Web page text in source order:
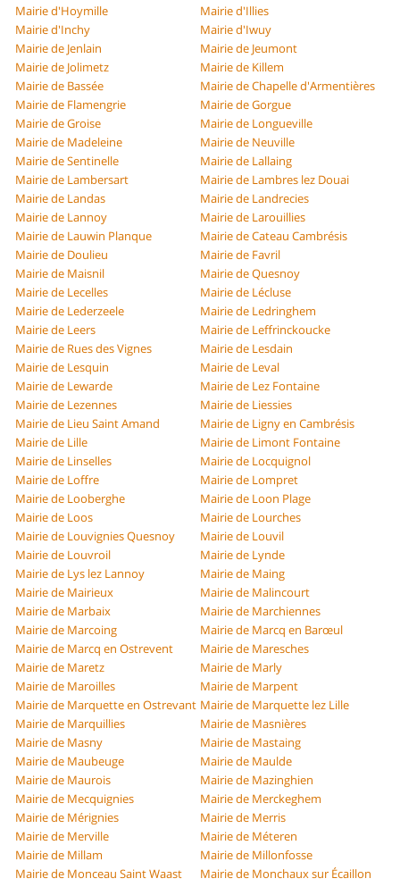
Mairie d'Hoymille
Mairie d'Illies
Mairie d'Inchy
Mairie d'Iwuy
Mairie de Jenlain
Mairie de Jeumont
Mairie de Jolimetz
Mairie de Killem
Mairie de Bassée
Mairie de Chapelle d'Armentières
Mairie de Flamengrie
Mairie de Gorgue
Mairie de Groise
Mairie de Longueville
Mairie de Madeleine
Mairie de Neuville
Mairie de Sentinelle
Mairie de Lallaing
Mairie de Lambersart
Mairie de Lambres lez Douai
Mairie de Landas
Mairie de Landrecies
Mairie de Lannoy
Mairie de Larouillies
Mairie de Lauwin Planque
Mairie de Cateau Cambrésis
Mairie de Doulieu
Mairie de Favril
Mairie de Maisnil
Mairie de Quesnoy
Mairie de Lecelles
Mairie de Lécluse
Mairie de Lederzeele
Mairie de Ledringhem
Mairie de Leers
Mairie de Leffrinckoucke
Mairie de Rues des Vignes
Mairie de Lesdain
Mairie de Lesquin
Mairie de Leval
Mairie de Lewarde
Mairie de Lez Fontaine
Mairie de Lezennes
Mairie de Liessies
Mairie de Lieu Saint Amand
Mairie de Ligny en Cambrésis
Mairie de Lille
Mairie de Limont Fontaine
Mairie de Linselles
Mairie de Locquignol
Mairie de Loffre
Mairie de Lompret
Mairie de Looberghe
Mairie de Loon Plage
Mairie de Loos
Mairie de Lourches
Mairie de Louvignies Quesnoy
Mairie de Louvil
Mairie de Louvroil
Mairie de Lynde
Mairie de Lys lez Lannoy
Mairie de Maing
Mairie de Mairieux
Mairie de Malincourt
Mairie de Marbaix
Mairie de Marchiennes
Mairie de Marcoing
Mairie de Marcq en Barœul
Mairie de Marcq en Ostrevent
Mairie de Maresches
Mairie de Maretz
Mairie de Marly
Mairie de Maroilles
Mairie de Marpent
Mairie de Marquette en Ostrevant Mairie de Marquette lez Lille
Mairie de Marquillies
Mairie de Masnières
Mairie de Masny
Mairie de Mastaing
Mairie de Maubeuge
Mairie de Maulde
Mairie de Maurois
Mairie de Mazinghien
Mairie de Mecquignies
Mairie de Merckeghem
Mairie de Mérignies
Mairie de Merris
Mairie de Merville
Mairie de Méteren
Mairie de Millam
Mairie de Millonfosse
Mairie de Monceau Saint Waast
Mairie de Monchaux sur Écaillon